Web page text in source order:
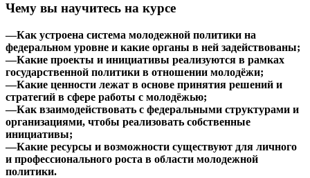
Чему вы научитесь на курсе
—Как устроена система молодежной политики на
федеральном уровне и какие органы в ней задействованы;
—Какие проекты и инициативы реализуются в рамках
государственной политики в отношении молодёжи;
—Какие ценности лежат в основе принятия решений и
стратегий в сфере работы с молодёжью;
—Как взаимодействовать с федеральными структурами и
организациями, чтобы реализовать собственные
инициативы;
—Какие ресурсы и возможности существуют для личного
и профессионального роста в области молодежной
политики.